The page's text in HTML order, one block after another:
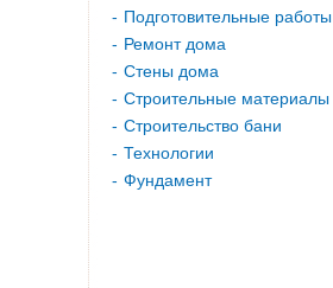
Подготовительные работы
Ремонт дома
Стены дома
Строительные материалы
Строительство бани
Технологии
Фундамент